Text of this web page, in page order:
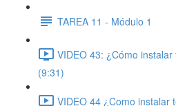
TAREA 11 - Módulo 1
VIDEO 43: ¿Cómo
(9:31)
VIDEO 44 ¿Como instalar